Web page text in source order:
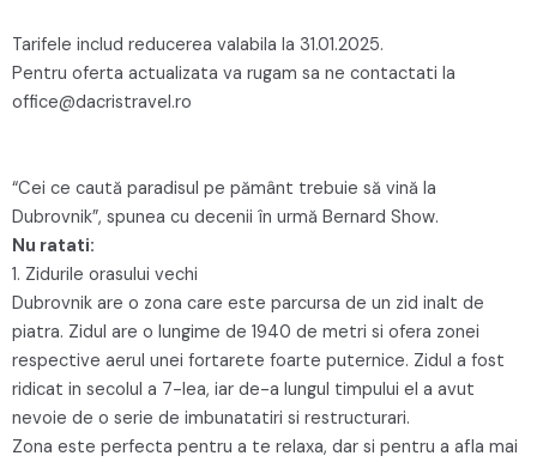
Tarifele includ reducerea valabila la 31.01.2025.
Pentru oferta actualizata va rugam sa ne contactati la
office@dacristravel.ro
“Cei ce caută paradisul pe pământ trebuie să vină la
Dubrovnik”, spunea cu decenii în urmă Bernard Show.
Nu ratati:
1. Zidurile orasului vechi
Dubrovnik are o zona care este parcursa de un zid inalt de
piatra. Zidul are o lungime de 1940 de metri si ofera zonei
respective aerul unei fortarete foarte puternice. Zidul a fost
ridicat in secolul a 7-lea, iar de-a lungul timpului el a avut
nevoie de o serie de imbunatatiri si restructurari.
Zona este perfecta pentru a te relaxa, dar si pentru a afla mai